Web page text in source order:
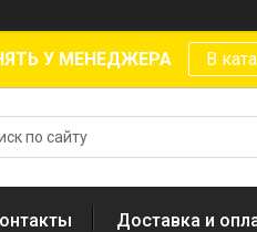
У МЕНЕДЖЕРА В
Доставка и